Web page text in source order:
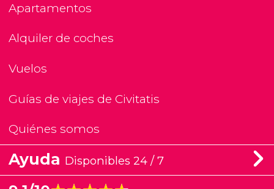
Apartamentos
Alquiler de coches
Vuelos
Guías de viajes de Civitatis
Quiénes somos
Ayuda Disponibles 24 / 7